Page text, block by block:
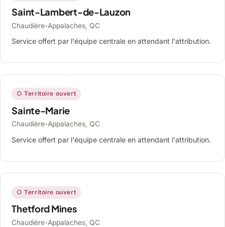
Saint-Lambert-de-Lauzon
Chaudière-Appalaches, QC
Service offert par l'équipe centrale en attendant l'attribution.
○ Territoire ouvert
Sainte-Marie
Chaudière-Appalaches, QC
Service offert par l'équipe centrale en attendant l'attribution.
○ Territoire ouvert
Thetford Mines
Chaudière-Appalaches, QC